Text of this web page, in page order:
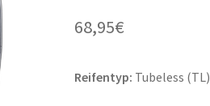
68,95€
Reifentyp: Tubeless (TL)